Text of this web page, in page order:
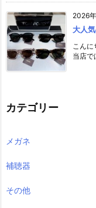
2026
大人
こんに
当店で
カテゴリー
メガネ
補聴器
その他